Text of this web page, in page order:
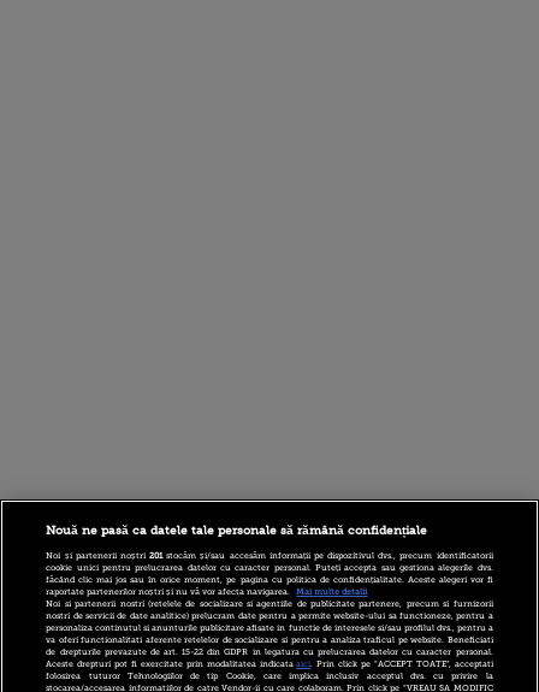
Nouă ne pasă ca datele tale personale să rămână confidențiale
Noi și partenerii noștri201stocăm și/sau accesăm informații pe dispozitivul dvs., precum identificatorii
cookie unici pentru prelucrarea datelor cu caracter personal. Puteți accepta sau gestiona alegerile dvs.
făcând clic mai jos sau în orice moment, pe pagina cu politica de confidențialitate. Aceste alegeri vor fi
raportate partenerilor noștri și nu vă vor afecta navigarea.
Mai multe detalii
Noi si partenerii nostri (retelele de socializare si agentiile de publicitate partenere, precum si furnizorii
nostri de servicii de date analitice) prelucram date pentru a permite website-ului sa functioneze, pentru a
personaliza continutul si anunturile publicitare afisate in functie de interesele si/sau profilul dvs., pentru a
va oferi functionalitati aferente retelelor de socializare si pentru a analiza traficul pe website. Beneficiati
de drepturile prevazute de art. 15-22 din GDPR in legatura cu prelucrarea datelor cu caracter personal.
Aceste drepturi pot fi exercitate prin modalitatea indicataaici. Prin click pe “ACCEPT TOATE”, acceptati
folosirea tuturor Tehnologiilor de tip Cookie, care implica inclusiv acceptul dvs. cu privire la
stocarea/accesarea informatiilor de catre Vendor-ii cu care colaboram. Prin click pe “VREAU SA MODIFIC